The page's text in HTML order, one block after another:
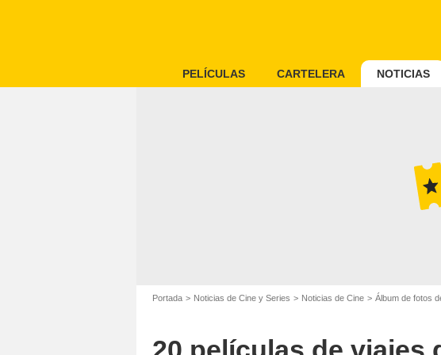
PELÍCULAS CARTELERA NOTICIAS
Portada Noticias de Cine y Series Noticias de Cine Álbum de fotos